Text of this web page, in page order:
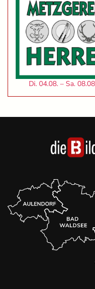
Di. 04.08. – Sa.